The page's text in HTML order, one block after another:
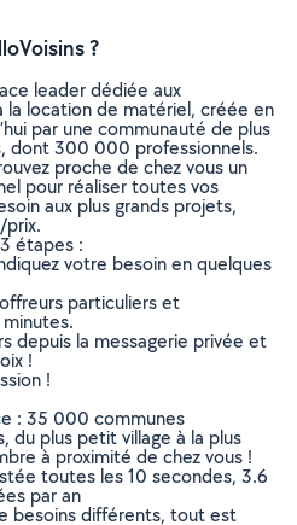
?
leader dédiée aux
location de matériel, créée en
par une communauté de plus
dont 300 000 professionnels.
proche de chez vous un
pour réaliser toutes vos
aux plus grands projets,
prix.
étapes :
votre besoin en quelques
particuliers et
depuis la messagerie privée et
!
!
: 35 000 communes
du plus petit village à la plus
à proximité de chez vous !
toutes les 10 secondes, 3.6
par an
besoins différents, tout est